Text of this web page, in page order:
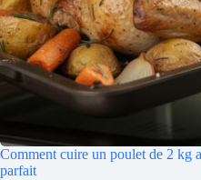
Comment cuire un poulet de 2 kg
parfait